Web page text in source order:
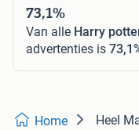
73,1%
Van alle Harry
advertenties is
Home Heel